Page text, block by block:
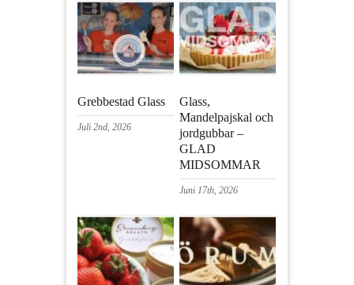
Grebbestad Glass
Juli 2nd, 2026
Glass,
Mandelpajskal och
jordgubbar –
GLAD
MIDSOMMAR
Juni 17th, 2026